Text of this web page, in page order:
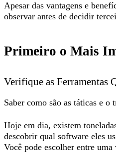
Apesar das vantagens e
observar antes de decidir
Primeiro o Mais
Verifique as Ferramentas
Saber como são as táticas e
Hoje em dia, existem
descobrir qual software eles
Você pode escolher entre